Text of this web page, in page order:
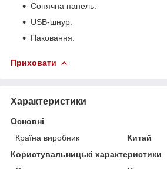
Сонячна панель.
USB-шнур.
Паковання.
Приховати
Характеристики
Основні
Країна виробник
Китай
Користувальницькі характеристики